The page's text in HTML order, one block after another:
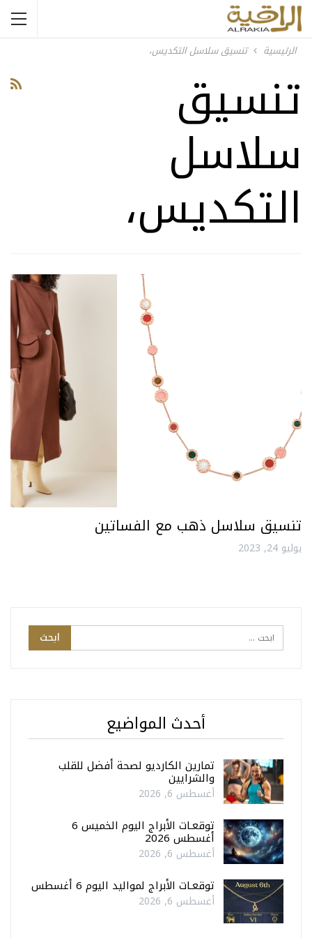
الرئيسية تنسيق سلاسل التكديس،
تنسيق
سلاسل
التكديس،
تنسيق سلاسل ذهب مع الفساتين
يوليو 24, 2023
أحدث المواضيع
تمارين الكارديو لصحة أفضل للقلب
والشرايين
أغسطس 6, 2026
توقعـات الأبراج اليوم الخميس 6
أغسطس 2026
أغسطس 6, 2026
توقعـات الأبراج لمواليد اليوم 6 أغسطس
أغسطس 6, 2026